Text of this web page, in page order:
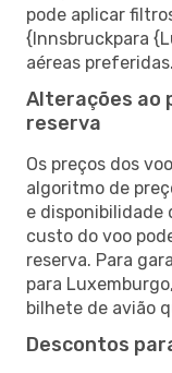
pode aplicar
{Innsbruckpara
aéreas preferidas.
Alterações ao
reserva
Os preços dos
algoritmo de
e disponibilidade
custo do voo
reserva. Para
para
bilhete de avião
Descontos